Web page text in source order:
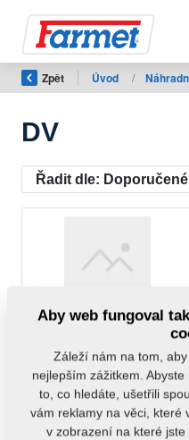
Zpět
na
shop
stažení
Zpět Úvod /
DV
Řadit dle: Doporučené
ČISTIČ P6/DV
Aby web fungoval
Záleží nám na tom,
nejlepším zážitkem.
to, co hledáte, ušetřili
vám reklamy na věci, které
v zobrazení na které